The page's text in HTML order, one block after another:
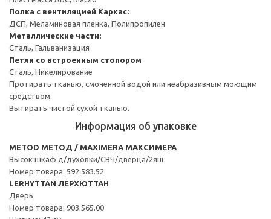
Полка с вентиляцией Каркас:
ДСП, Меламиновая пленка, Полипропилен
Металлические части:
Сталь, Гальванизация
Петля со встроенным стопором
Сталь, Никелирование
Протирать тканью, смоченной водой или неабразивным моющим
средством.
Вытирать чистой сухой тканью.
Информация об упаковке
METOD МЕТОД / MAXIMERA МАКСИМЕРА
Высок шкаф д/духовки/СВЧ/дверца/2ящ
Номер товара: 592.583.52
LERHYTTAN ЛЕРХЮТТАН
Дверь
Номер товара: 903.565.00